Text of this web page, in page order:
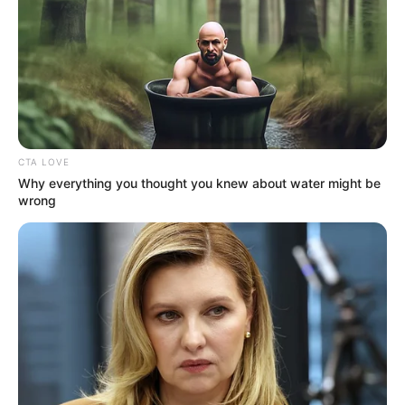
romero.
Crédito: Tomado de
Potencie los efectos mágicos del
También puedehacer combinaciones con otras platas
CTA LOVE
Why everything you thought you knew about water might be
wrong